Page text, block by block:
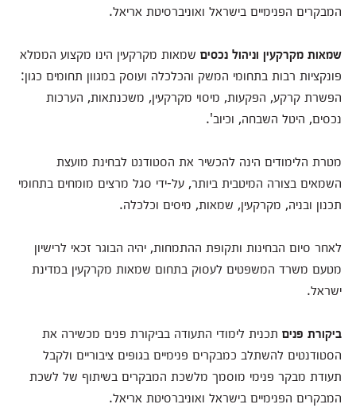
המבקרים הפנימיים בישראל ואוניברסיטת אריאל.
שמאות מקרקעין וניהול נכסיםשמאות מקרקעין הינו מקצוע הממלא
פונקציות רבות בתחומי המשק והכלכלה ועוסק במגוון תחומים כגון:
הפשרת קרקע, הפקעות, מיסוי מקרקעין, משכנתאות, הערכות
נכסים, היטל השבחה, וכיוב'.
מטרת הלימודים הינה להכשיר את הסטודנט לבחינת מועצת
השמאים בצורה המיטבית ביותר, על-ידי סגל מרצים מומחים בתחומי
תכנון ובניה, מקרקעין, שמאות, מיסים וכלכלה.
לאחר סיום הבחינות ותקופת ההתמחות, יהיה הבוגר זכאי לרישיון
מטעם משרד המשפטים לעסוק בתחום שמאות מקרקעין במדינת
ישראל.
ביקורת פניםתכנית לימודי התעודה בביקורת פנים מכשירה את
הסטודנטים להשתלב כמבקרים פנימיים בגופים ציבוריים ולקבל
תעודת מבקר פנימי מוסמך מלשכת המבקרים בשיתוף של לשכת
המבקרים הפנימיים בישראל ואוניברסיטת אריאל.